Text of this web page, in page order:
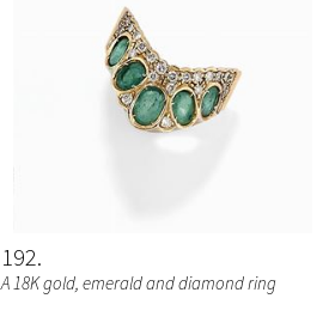
192
A 18K gold, emerald and diamond ring